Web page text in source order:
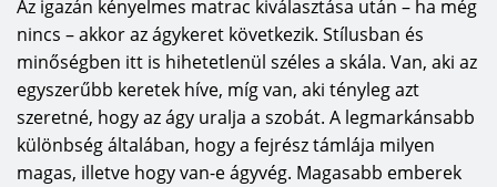
Az igazán kényelmes matrac kiválasztása után – ha még
nincs – akkor az ágykeret következik. Stílusban és
minőségben itt is hihetetlenül széles a skála. Van, aki az
egyszerűbb keretek híve, míg van, aki tényleg azt
szeretné, hogy az ágy uralja a szobát. A legmarkánsabb
különbség általában, hogy a fejrész támlája milyen
magas, illetve hogy van-e ágyvég. Magasabb emberek